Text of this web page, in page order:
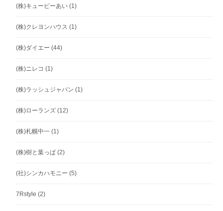
(株)キューピーあい (1)
(株)クレヨンハウス (1)
(株)ダイエー (44)
(株)ニレコ (1)
(株)ラッシュジャパン (1)
(株)ローランズ (12)
(株)札幌中一 (1)
(株)樹と葉っぱ (2)
(社)シンカハモニー (5)
7Rstyle (2)